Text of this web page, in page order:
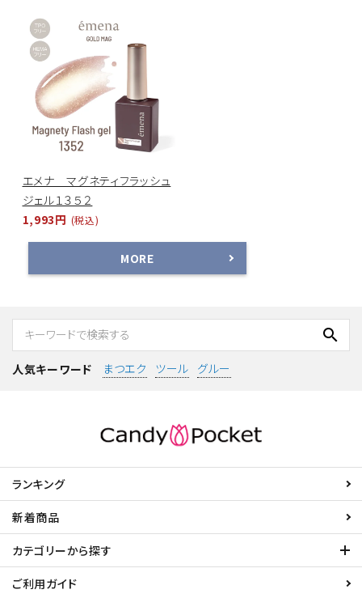
エメナ マグネティフラッシュ
ジェル１３５２
1,993円 (税込)
MORE
search
人気キーワード まつエク ツール グルー
ランキング
新着商品
カテゴリーから探す
ご利用ガイド